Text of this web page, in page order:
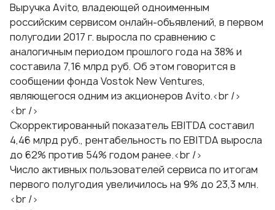
Выручка Avito, владеющей одноименным
российским сервисом онлайн-объявлений, в первом
полугодии 2017 г. выросла по сравнению с
аналогичным периодом прошлого года на 38% и
составила 7,16 млрд руб. Об этом говорится в
сообщении фонда Vostok New Ventures,
являющегося одним из акционеров Avito.<br />
<br />
Скорректированный показатель EBITDA составил
4,46 млрд руб., рентабельность по EBITDA выросла
до 62% против 54% годом ранее.<br />
Число активных пользователей сервиса по итогам
первого полугодия увеличилось на 9% до 23,3 млн.
<br />